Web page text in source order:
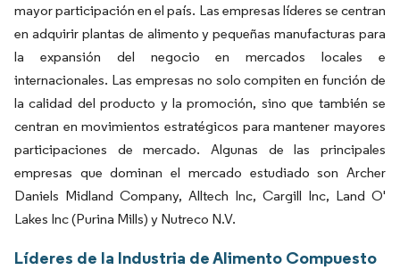
mayor participación en el país. Las empresas líderes se centran
en adquirir plantas de alimento y pequeñas manufacturas para
la expansión del negocio en mercados locales e
internacionales. Las empresas no solo compiten en función de
la calidad del producto y la promoción, sino que también se
centran en movimientos estratégicos para mantener mayores
participaciones de mercado. Algunas de las principales
empresas que dominan el mercado estudiado son Archer
Daniels Midland Company, Alltech Inc, Cargill Inc, Land O'
Lakes Inc (Purina Mills) y Nutreco N.V.
Líderes de la Industria de Alimento Compuesto